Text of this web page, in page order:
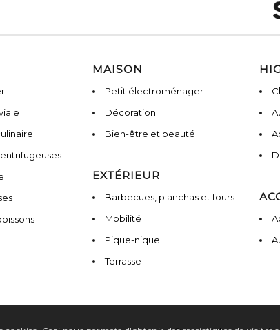
MAISON
Petit électroménager
Décoration
Bien-être et beauté
EXTÉRIEUR
Barbecues, planchas et fours
Mobilité
Pique-nique
Terrasse